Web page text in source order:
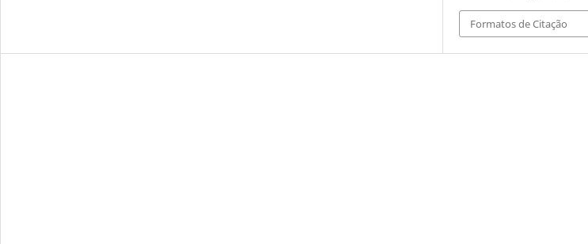
Formatos de Citação